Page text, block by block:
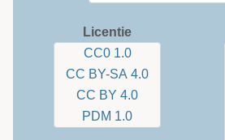
Licentie
CC0 1.0
CC BY-SA 4.0
CC BY 4.0
PDM 1.0